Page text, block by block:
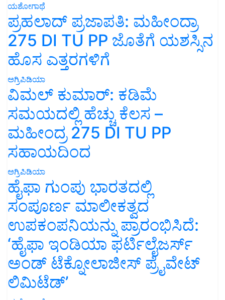
ಯಶೋಗಾಥೆ
ಪ್ರಹಲಾದ್ ಪ್ರಜಾಪತಿ: ಮಹೀಂದ್ರಾ
275 DI TU PP ಜೊತೆಗೆ ಯಶಸ್ಸಿನ
ಹೊಸ ಎತ್ತರಗಳಿಗೆ
ಅಗ್ರಿಪಿಡಿಯಾ
ವಿಮಲ್ ಕುಮಾರ್: ಕಡಿಮೆ
ಸಮಯದಲ್ಲಿ ಹೆಚ್ಚು ಕೆಲಸ –
ಮಹೀಂದ್ರ 275 DI TU PP
ಸಹಾಯದಿಂದ
ಅಗ್ರಿಪಿಡಿಯಾ
ಹೈಫಾ ಗುಂಪು ಭಾರತದಲ್ಲಿ
ಸಂಪೂರ್ಣ ಮಾಲೀಕತ್ವದ
ಉಪಕಂಪನಿಯನ್ನು ಪ್ರಾರಂಭಿಸಿದೆ:
‘ಹೈಫಾ ಇಂಡಿಯಾ ಫರ್ಟಿಲೈಜರ್ಸ್
ಅಂಡ್ ಟೆಕ್ನೋಲಾಜೀಸ್ ಪ್ರೈವೇಟ್
ಲಿಮಿಟೆಡ್’